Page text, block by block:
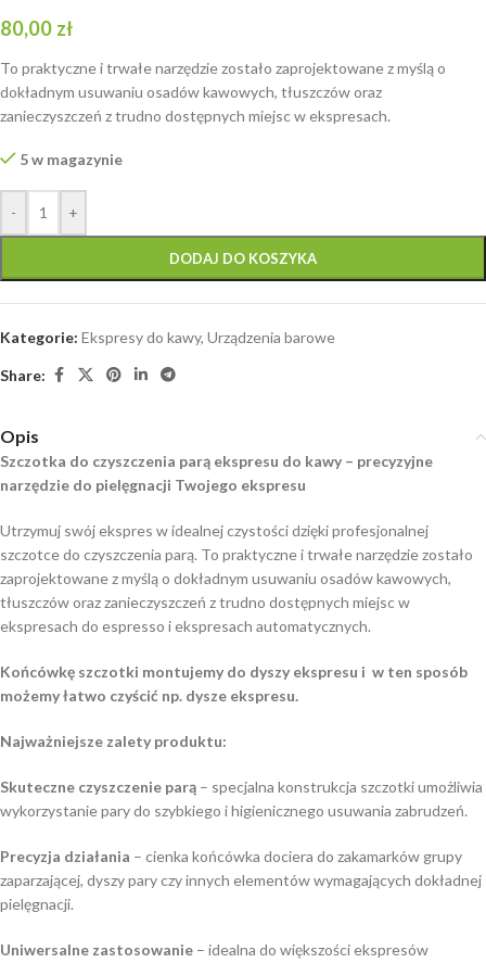
80,00 zł
To praktyczne i trwałe narzędzie zostało zaprojektowane z myślą o
dokładnym usuwaniu osadów kawowych, tłuszczów oraz
zanieczyszczeń z trudno dostępnych miejsc w ekspresach.
5 w magazynie
- +
DODAJ DO KOSZYKA
Kategorie: Ekspresy do kawy, Urządzenia barowe
Share:
Opis
Szczotka do czyszczenia parą ekspresu do kawy – precyzyjne
narzędzie do pielęgnacji Twojego ekspresu
Utrzymuj swój ekspres w idealnej czystości dzięki profesjonalnej
szczotce do czyszczenia parą. To praktyczne i trwałe narzędzie zostało
zaprojektowane z myślą o dokładnym usuwaniu osadów kawowych,
tłuszczów oraz zanieczyszczeń z trudno dostępnych miejsc w
ekspresach do espresso i ekspresach automatycznych.
Końcówkę szczotki montujemy do dyszy ekspresu i w ten sposób
możemy łatwo czyścić np. dysze ekspresu.
Najważniejsze zalety produktu:
Skuteczne czyszczenie parą – specjalna konstrukcja szczotki umożliwia
wykorzystanie pary do szybkiego i higienicznego usuwania zabrudzeń.
Precyzja działania – cienka końcówka dociera do zakamarków grupy
zaparzającej, dyszy pary czy innych elementów wymagających dokładnej
pielęgnacji.
Uniwersalne zastosowanie – idealna do większości ekspresów